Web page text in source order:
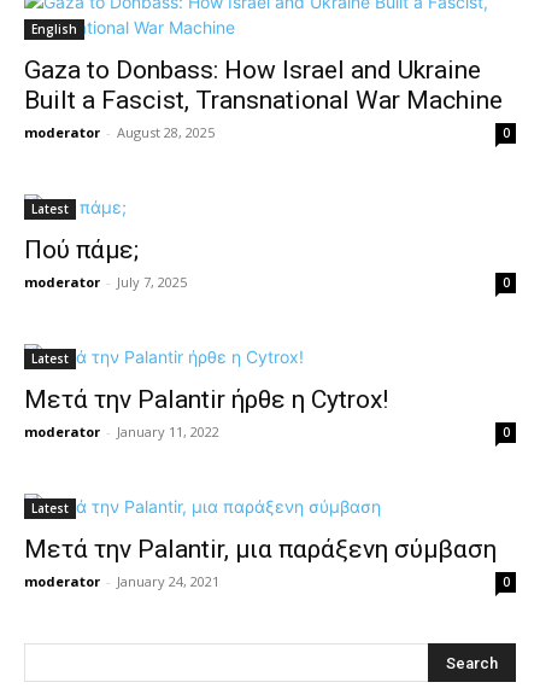
English
Gaza to Donbass: How Israel and Ukraine
Built a Fascist, Transnational War Machine
moderator - August 28, 2025 0
Latest
Πού πάμε;
moderator - July 7, 2025 0
Latest
Μετά την Palantir ήρθε η Cytrox!
moderator - January 11, 2022 0
Latest
Μετά την Palantir, μια παράξενη σύμβαση
moderator - January 24, 2021 0